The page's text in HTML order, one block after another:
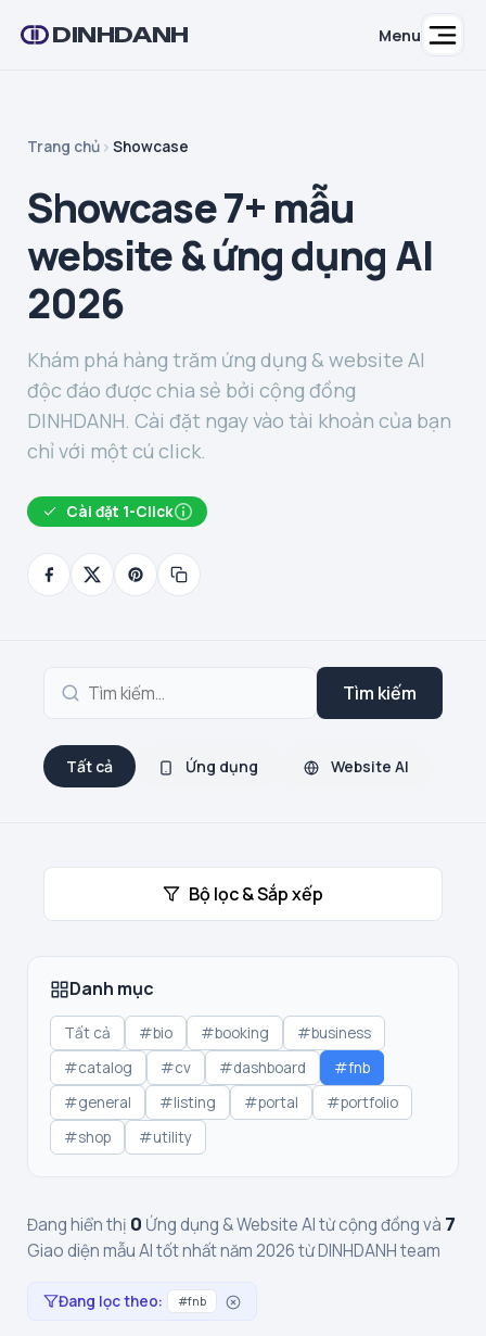
DINHDANH Menu
Trang chủ Showcase
Showcase 7+ mẫu
website & ứng dụng AI
2026
Khám phá hàng trăm ứng dụng & website AI
độc đáo được chia sẻ bởi cộng đồng
DINHDANH. Cài đặt ngay vào tài khoản của bạn
chỉ với một cú click.
Cài đặt 1-Click
Tìm kiếm
Tất cả Ứng dụng Website AI
Bộ lọc & Sắp xếp
Danh mục
Tất cả #bio #booking
#business
#catalog
#cv #dashboard
#fnb
#general
#listing #portal
#portfolio
#shop
#utility
Đang hiển thị 0 Ứng dụng & Website AI từ cộng đồng và 7
Giao diện mẫu AI tốt nhất năm 2026 từ DINHDANH team
Đang lọc theo: #fnb